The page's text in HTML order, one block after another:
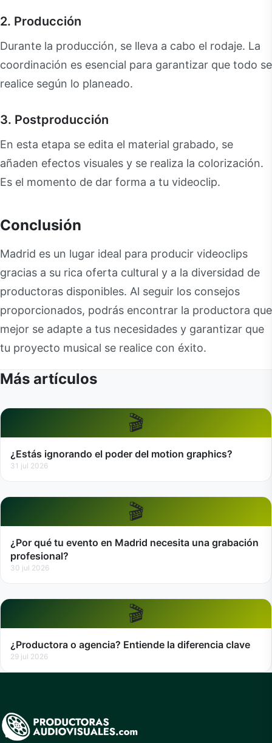
2. Producción
Durante la producción, se lleva a cabo el rodaje. La
coordinación es esencial para garantizar que todo se
realice según lo planeado.
3. Postproducción
En esta etapa se edita el material grabado, se
añaden efectos visuales y se realiza la colorización.
Es el momento de dar forma a tu videoclip.
Conclusión
Madrid es un lugar ideal para producir videoclips
gracias a su rica oferta cultural y a la diversidad de
productoras disponibles. Al seguir los consejos
proporcionados, podrás encontrar la productora que
mejor se adapte a tus necesidades y garantizar que
tu proyecto musical se realice con éxito.
Más artículos
🎬
¿Estás ignorando el poder del motion graphics?
31 jul 2026
🎬
¿Por qué tu evento en Madrid necesita una grabación
profesional?
30 jul 2026
🎬
¿Productora o agencia? Entiende la diferencia clave
29 jul 2026